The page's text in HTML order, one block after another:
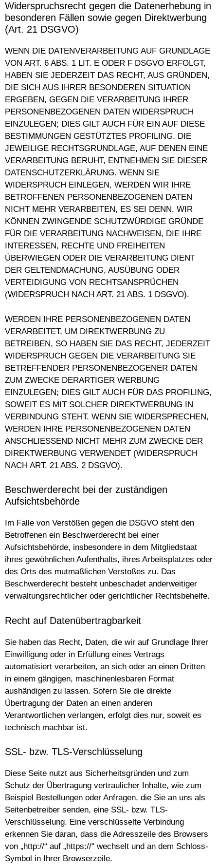
Widerspruchsrecht gegen die Datenerhebung in
besonderen Fällen sowie gegen Direktwerbung
(Art. 21 DSGVO)
WENN DIE DATENVERARBEITUNG AUF GRUNDLAGE
VON ART. 6 ABS. 1 LIT. E ODER F DSGVO ERFOLGT,
HABEN SIE JEDERZEIT DAS RECHT, AUS GRÜNDEN,
DIE SICH AUS IHRER BESONDEREN SITUATION
ERGEBEN, GEGEN DIE VERARBEITUNG IHRER
PERSONENBEZOGENEN DATEN WIDERSPRUCH
EINZULEGEN; DIES GILT AUCH FÜR EIN AUF DIESE
BESTIMMUNGEN GESTÜTZTES PROFILING. DIE
JEWEILIGE RECHTSGRUNDLAGE, AUF DENEN EINE
VERARBEITUNG BERUHT, ENTNEHMEN SIE DIESER
DATENSCHUTZERKLÄRUNG. WENN SIE
WIDERSPRUCH EINLEGEN, WERDEN WIR IHRE
BETROFFENEN PERSONENBEZOGENEN DATEN
NICHT MEHR VERARBEITEN, ES SEI DENN, WIR
KÖNNEN ZWINGENDE SCHUTZWÜRDIGE GRÜNDE
FÜR DIE VERARBEITUNG NACHWEISEN, DIE IHRE
INTERESSEN, RECHTE UND FREIHEITEN
ÜBERWIEGEN ODER DIE VERARBEITUNG DIENT
DER GELTENDMACHUNG, AUSÜBUNG ODER
VERTEIDIGUNG VON RECHTSANSPRÜCHEN
(WIDERSPRUCH NACH ART. 21 ABS. 1 DSGVO).
WERDEN IHRE PERSONENBEZOGENEN DATEN
VERARBEITET, UM DIREKTWERBUNG ZU
BETREIBEN, SO HABEN SIE DAS RECHT, JEDERZEIT
WIDERSPRUCH GEGEN DIE VERARBEITUNG SIE
BETREFFENDER PERSONENBEZOGENER DATEN
ZUM ZWECKE DERARTIGER WERBUNG
EINZULEGEN; DIES GILT AUCH FÜR DAS PROFILING,
SOWEIT ES MIT SOLCHER DIREKTWERBUNG IN
VERBINDUNG STEHT. WENN SIE WIDERSPRECHEN,
WERDEN IHRE PERSONENBEZOGENEN DATEN
ANSCHLIESSEND NICHT MEHR ZUM ZWECKE DER
DIREKTWERBUNG VERWENDET (WIDERSPRUCH
NACH ART. 21 ABS. 2 DSGVO).
Beschwerderecht bei der zuständigen
Aufsichtsbehörde
Im Falle von Verstößen gegen die DSGVO steht den
Betroffenen ein Beschwerderecht bei einer
Aufsichtsbehörde, insbesondere in dem Mitgliedstaat
ihres gewöhnlichen Aufenthalts, ihres Arbeitsplatzes oder
des Orts des mutmaßlichen Verstoßes zu. Das
Beschwerderecht besteht unbeschadet anderweitiger
verwaltungsrechtlicher oder gerichtlicher Rechtsbehelfe.
Recht auf Datenübertragbarkeit
Sie haben das Recht, Daten, die wir auf Grundlage Ihrer
Einwilligung oder in Erfüllung eines Vertrags
automatisiert verarbeiten, an sich oder an einen Dritten
in einem gängigen, maschinenlesbaren Format
aushändigen zu lassen. Sofern Sie die direkte
Übertragung der Daten an einen anderen
Verantwortlichen verlangen, erfolgt dies nur, soweit es
technisch machbar ist.
SSL- bzw. TLS-Verschlüsselung
Diese Seite nutzt aus Sicherheitsgründen und zum
Schutz der Übertragung vertraulicher Inhalte, wie zum
Beispiel Bestellungen oder Anfragen, die Sie an uns als
Seitenbetreiber senden, eine SSL- bzw. TLS-
Verschlüsselung. Eine verschlüsselte Verbindung
erkennen Sie daran, dass die Adresszeile des Browsers
von „http://“ auf „https://“ wechselt und an dem Schloss-
Symbol in Ihrer Browserzeile.